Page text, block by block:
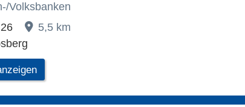
Volksbanken
5,5 km